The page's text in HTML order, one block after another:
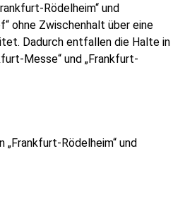
Rödelheim“ und
ohne Zwischenhalt über eine
Dadurch entfallen die Halte in
Messe“ und „Frankfurt-
Rödelheim“ und